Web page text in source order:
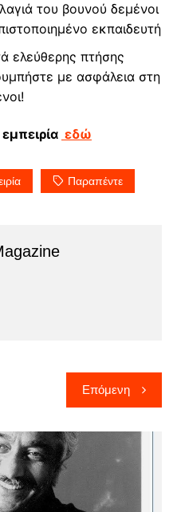
του βουνού δεμένοι
εκπαιδευτή
ελεύθερης πτήσης
με ασφάλεια στη
εδώ
Παραπέντε
Επόμενη